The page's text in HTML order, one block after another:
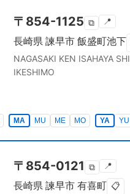
〒 854-1125 ⧉ 📍
長崎県 諫早市 飯盛町池下
NAGASAKI KEN ISAHAYA SHI
IKESHIMO
MA MU ME MO YA YU
〒 854-0121 ⧉ 📍
長崎県 諫早市 有喜町 📋